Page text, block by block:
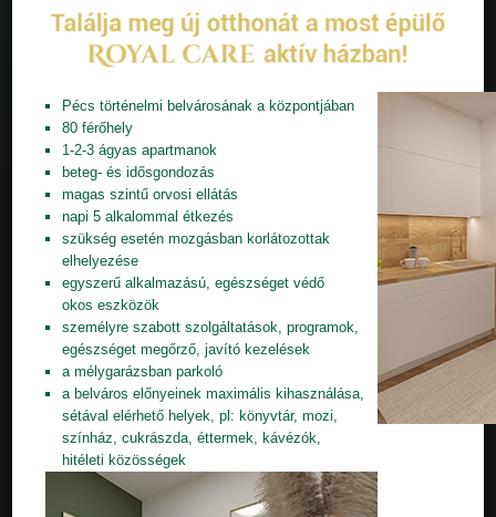
Pécs történelmi belvárosának a központjában
80 férőhely
1-2-3 ágyas apartmanok
beteg- és idősgondozás
magas szintű orvosi ellátás
napi 5 alkalommal étkezés
szükség esetén mozgásban korlátozottak
elhelyezése
egyszerű alkalmazású, egészséget védő
okos eszközök
személyre szabott szolgáltatások, programok,
egészséget megőrző, javító kezelések
a mélygarázsban parkoló
a belváros előnyeinek maximális kihasználása,
sétával elérhető helyek, pl: könyvtár, mozi,
színház, cukrászda, éttermek, kávézók,
hitéleti közösségek